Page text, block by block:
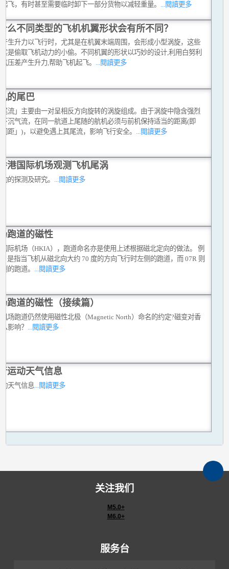
飞，有时甚至需要临时卸下一部分货物以减轻重量。 ...閱讀更多
么不同类型的飞机机翼形状会有所不同？
生升力以飞行时，尤其是在机翼末端周围，会形成小型涡旋，这些
是偷取飞机动力的小偷。不同机翼的形状以巧妙的设计,利用白努利
压差产生升力,帮助飞机起飞。 ...閱讀更多
的尾巴
流」主要由一对呈相反方向旋转的涡旋组成。由于涡旋中隐含强烈
沉气流，在同一航道上尾随的航机必须与前机保持适当的距离(即
距」)，以避免遇上其尾流，影响飞行安全。
...閱讀更多
港国际机场观测飞机尾涡
的探测及研究。 ...閱讀更多
跑道的磁性
际机场（HKIA），跑道命名亦是使用上述根据磁北定向的做法。 例
是指当飞机从磁北向大约 70 度的方向飞行时左侧的跑道，而 07R 则
的跑道。
...閱讀更多
跑道的磁性（接续篇）
场跑道仍然使用磁性北极（Magnetic North）命名的约定?磁变对香
影响？
...閱讀更多
运动天气信息
天气信息...閱讀更多
关注我们
M5.0+
M6.0+
服务台